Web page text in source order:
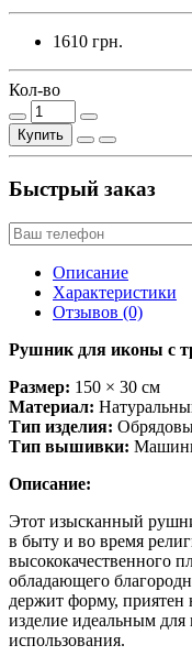
1610 грн.
Кол-во
Купить
Быстрый заказ
Описание
Характеристики
Отзывов (0)
Рушник для иконы с
Размер: 150 × 30 см
Материал:
Тип изделия:
Тип вышивки:
Описание:
Этот изысканный
в быту и во время
высококачественного
обладающего
держит форму, приятен
изделие идеальным
использования.